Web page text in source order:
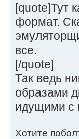
[quote]Тут
формат.
все.
[/quote]
Так ведь
образами
идущими с
Хотите